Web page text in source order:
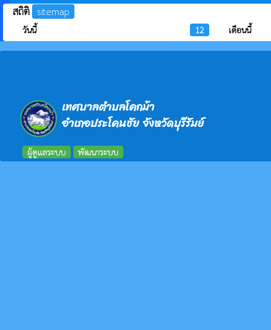
สถิติ sitemap
วันนี้ 12 เดือนนี้
เทศบาลตำบลโคกม้า
อำเภอประโคนชัย จังหวัดบุรีรัมย์
ผู้ดูแลระบบ พัฒนาระบบ